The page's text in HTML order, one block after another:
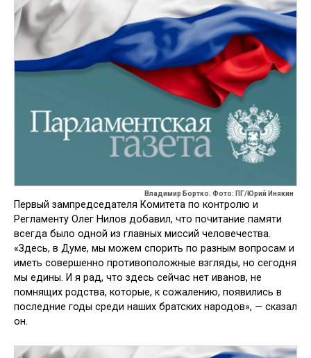
Владимир Бортко. Фото: ПГ/Юрий Инякин
Первый зампредседателя Комитета по контролю и
Регламенту Олег Нилов добавил, что почитание памяти
всегда было одной из главных миссий человечества.
«Здесь, в Думе, мы можем спорить по разным вопросам и
иметь совершенно противоположные взгляды, но сегодня
мы едины. И я рад, что здесь сейчас нет иванов, не
помнящих родства, которые, к сожалению, появились в
последние годы среди наших братских народов», — сказал
он.